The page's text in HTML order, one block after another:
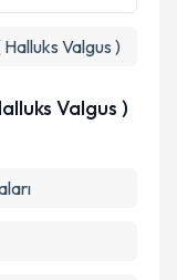
Halluks Valgus )
Valgus )